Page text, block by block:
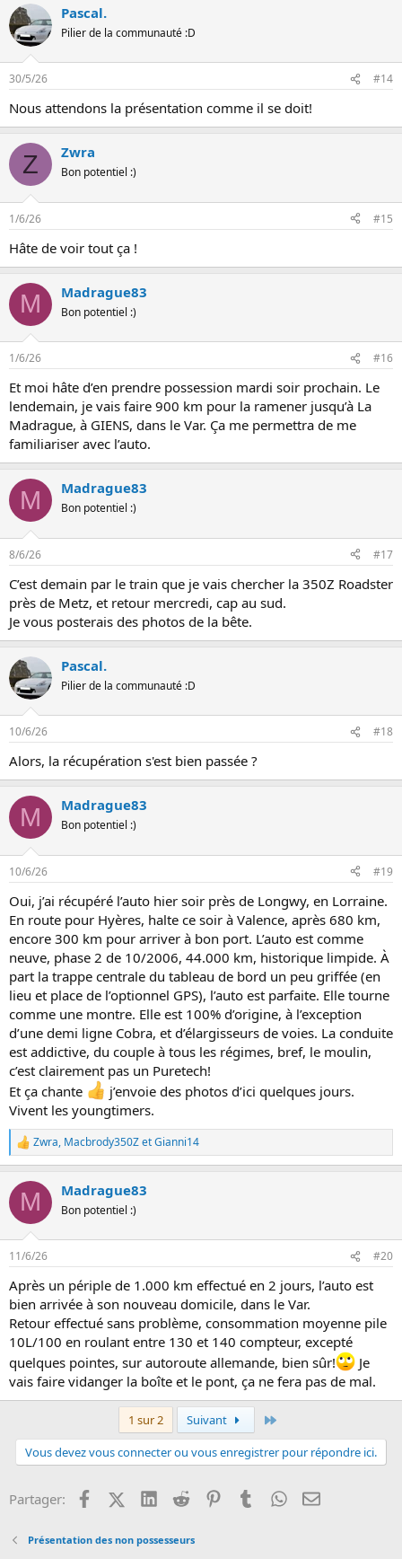
Pascal.
Pilier de la communauté :D
30/5/26 #14
Nous attendons la présentation comme il se doit!
Z Zwra
Bon potentiel :)
1/6/26 #15
Hâte de voir tout ça !
M Madrague83
Bon potentiel :)
1/6/26 #16
Et moi hâte d’en prendre possession mardi soir prochain. Le
lendemain, je vais faire 900 km pour la ramener jusqu’à La
Madrague, à GIENS, dans le Var. Ça me permettra de me
familiariser avec l’auto.
M Madrague83
Bon potentiel :)
8/6/26 #17
C’est demain par le train que je vais chercher la 350Z Roadster
près de Metz, et retour mercredi, cap au sud.
Je vous posterais des photos de la bête.
Pascal.
Pilier de la communauté :D
10/6/26 #18
Alors, la récupération s'est bien passée ?
M Madrague83
Bon potentiel :)
10/6/26 #19
Oui, j’ai récupéré l’auto hier soir près de Longwy, en Lorraine.
En route pour Hyères, halte ce soir à Valence, après 680 km,
encore 300 km pour arriver à bon port. L’auto est comme
neuve, phase 2 de 10/2006, 44.000 km, historique limpide. À
part la trappe centrale du tableau de bord un peu griffée (en
lieu et place de l’optionnel GPS), l’auto est parfaite. Elle tourne
comme une montre. Elle est 100% d’origine, à l’exception
d’une demi ligne Cobra, et d’élargisseurs de voies. La conduite
est addictive, du couple à tous les régimes, bref, le moulin,
c’est clairement pas un Puretech!
Et ça chante
j’envoie des photos d’ici quelques jours.
Vivent les youngtimers.
L
e
r
a
n
s
:
Zwra, Macbrody350ZetGianni14
M Madrague83
Bon potentiel :)
11/6/26 #20
Après un périple de 1.000 km effectué en 2 jours, l’auto est
bien arrivée à son nouveau domicile, dans le Var.
Retour effectué sans problème, consommation moyenne pile
10L/100 en roulant entre 130 et 140 compteur, excepté
quelques pointes, sur autoroute allemande, bien sûr!
Je
vais faire vidanger la boîte et le pont, ça ne fera pas de mal.
1 sur 2 Suivant
Vous devez vous connecter ou vous enregistrer pour répondre ici.
Partager: FacebookX (Twitter)
LinkedInReddit PinterestTumblrWhatsApp
Email
Présentation des non possesseurs